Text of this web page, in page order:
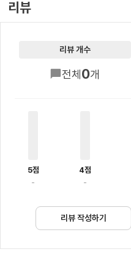
리뷰
리뷰 개수
전체0개
5점
-
4점
-
리뷰 작성하기